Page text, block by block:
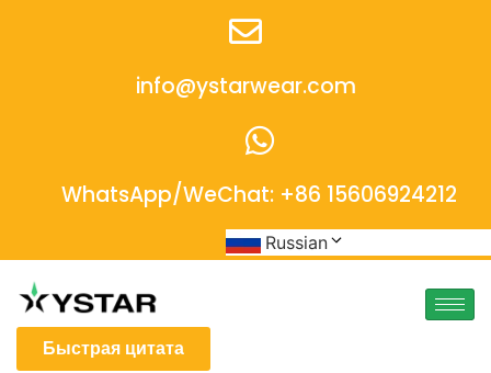
info@ystarwear.com
WhatsApp/WeChat: +86 15606924212
Russian
Быстрая цитата